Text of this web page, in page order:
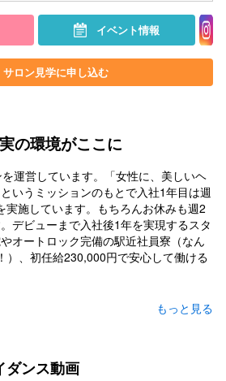
イベント情報
サロン見学に申し込む
の環境がここに
運営しています。「女性に、美しいヘ
いうミッションのもとで入社1年目は週
実施しています。もちろんお休みも週2
デビューまで入社後1年を実現するスタ
オートロック完備の駅近社員寮（なん
）、初任給230,000円で安心して働ける
ダンス動画